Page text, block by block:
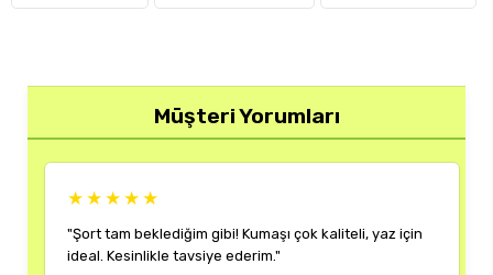
Müşteri Yorumları
★★★★★
"Şort tam beklediğim gibi! Kumaşı çok kaliteli, yaz için
ideal. Kesinlikle tavsiye ederim."